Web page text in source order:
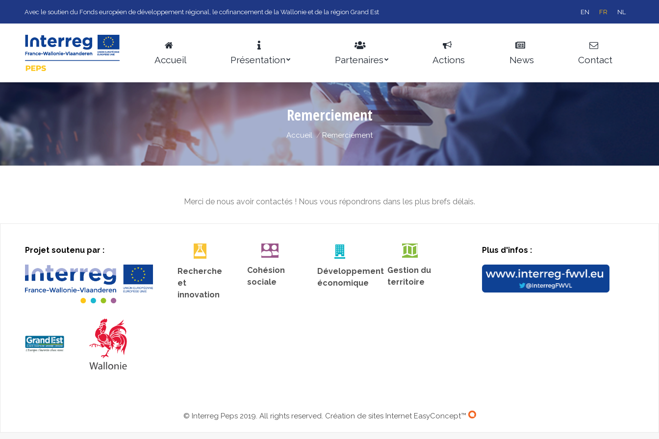
Avec le soutien du Fonds européen de développement régional, le cofinancement de la Wallonie et de la région Grand Est EN FR NL
Accueil Présentation Partenaires Actions News Contact
Remerciement
Vous êtes ici :
Accueil Remerciement
Merci de nous avoir contactés ! Nous vous répondrons dans les plus brefs délais.
Projet soutenu par :
Recherche
et
innovation
Cohésion
sociale
Développement
économique
Gestion du
territoire
Plus d'infos :
© Interreg Peps 2019. All rights reserved. Création de sites Internet EasyConcept™